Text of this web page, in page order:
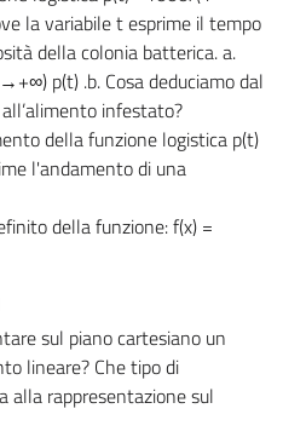
la variabile t esprime il tempo
della colonia batterica. a.
p(t) .b. Cosa deduciamo dal
infestato?
della funzione logistica p(t)
l'andamento di una
della funzione: f(x) =
sul piano cartesiano un
lineare? Che tipo di
alla rappresentazione sul